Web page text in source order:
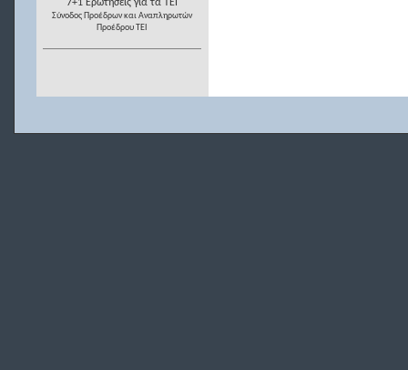
7+1 Ερωτήσεις για τα ΤΕΙ
Σύνοδος Προέδρων και Αναπληρωτών
Προέδρου ΤΕΙ